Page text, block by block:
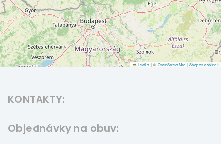
Leaflet | © OpenStreetMap | Shoptet doplnek
KONTAKTY:
Objednávky na obuv: